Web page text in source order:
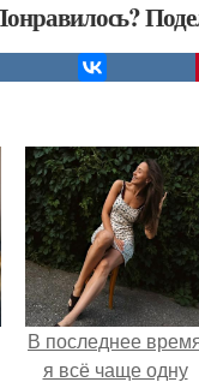
В последнее
я всё чаще одну